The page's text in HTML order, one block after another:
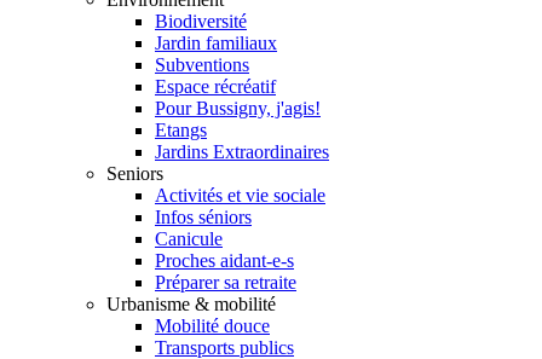
Biodiversité
Jardin familiaux
Subventions
Espace récréatif
Pour Bussigny, j'agis!
Etangs
Jardins Extraordinaires
Seniors
Activités et vie sociale
Infos séniors
Canicule
Proches aidant-e-s
Préparer sa retraite
Urbanisme & mobilité
Mobilité douce
Transports publics